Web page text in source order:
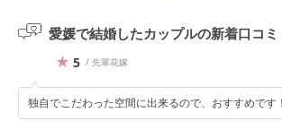
愛媛で結婚したカップルの新着口コミ
5 / 先輩花嫁
独自でこだわった空間に出来るので、おすすめです！